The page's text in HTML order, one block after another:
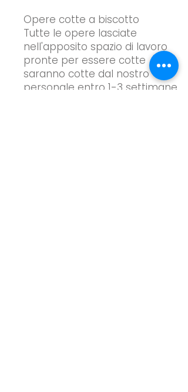
Opere cotte a biscotto
Tutte le opere lasciate
nell'apposito spazio di lavoro
pronte per essere cotte
saranno cotte dal nostro
personale entro 1-3 settimane.